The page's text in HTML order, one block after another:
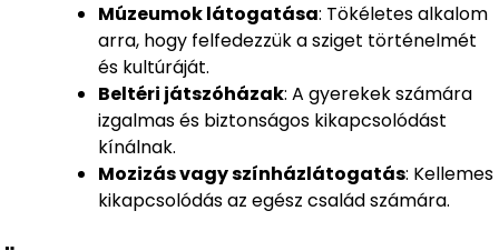
Múzeumok látogatása: Tökéletes alkalom
arra, hogy felfedezzük a sziget történelmét
és kultúráját.
Beltéri játszóházak: A gyerekek számára
izgalmas és biztonságos kikapcsolódást
kínálnak.
Mozizás vagy színházlátogatás: Kellemes
kikapcsolódás az egész család számára.